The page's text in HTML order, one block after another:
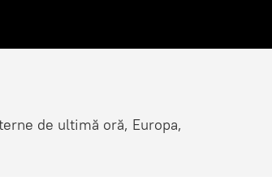
de ultimă oră, Europa,